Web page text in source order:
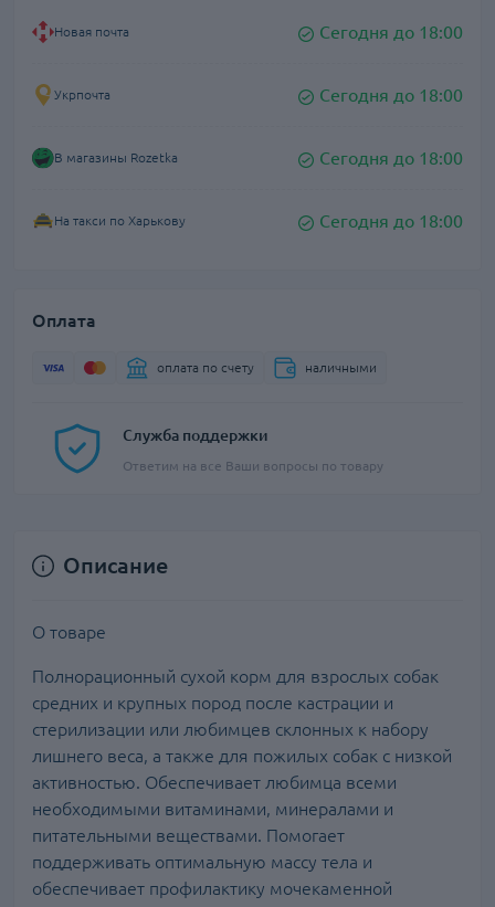
Новая почта Сегодня до 18:00
Укрпочта Сегодня до 18:00
В магазины Rozetka Сегодня до 18:00
На такси по Харькову Сегодня до 18:00
Оплата
оплата по счету наличными
Служба поддержки
Ответим на все Ваши вопросы по товару
Описание
О товаре
Полнорационный сухой корм для взрослых собак
средних и крупных пород после кастрации и
стерилизации или любимцев склонных к набору
лишнего веса, а также для пожилых собак с низкой
активностью. Обеспечивает любимца всеми
необходимыми витаминами, минералами и
питательными веществами. Помогает
поддерживать оптимальную массу тела и
обеспечивает профилактику мочекаменной